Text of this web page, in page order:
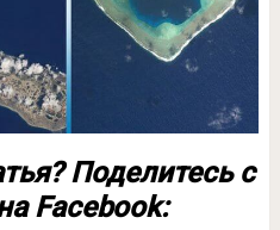
Поделитесь с
Facebook: